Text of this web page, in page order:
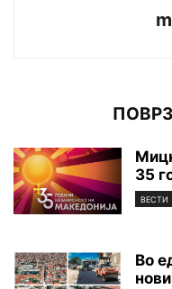
35
ВЕСТИ
Во